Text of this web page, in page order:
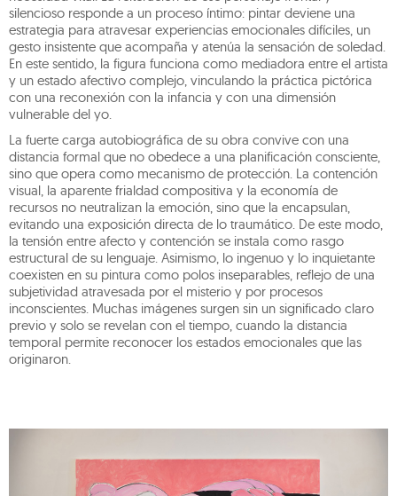
silencioso responde a un proceso íntimo: pintar deviene una
estrategia para atravesar experiencias emocionales difíciles, un
gesto insistente que acompaña y atenúa la sensación de soledad.
En este sentido, la figura funciona como mediadora entre el artista
y un estado afectivo complejo, vinculando la práctica pictórica
con una reconexión con la infancia y con una dimensión
vulnerable del yo.
La fuerte carga autobiográfica de su obra convive con una
distancia formal que no obedece a una planificación consciente,
sino que opera como mecanismo de protección. La contención
visual, la aparente frialdad compositiva y la economía de
recursos no neutralizan la emoción, sino que la encapsulan,
evitando una exposición directa de lo traumático. De este modo,
la tensión entre afecto y contención se instala como rasgo
estructural de su lenguaje. Asimismo, lo ingenuo y lo inquietante
coexisten en su pintura como polos inseparables, reflejo de una
subjetividad atravesada por el misterio y por procesos
inconscientes. Muchas imágenes surgen sin un significado claro
previo y solo se revelan con el tiempo, cuando la distancia
temporal permite reconocer los estados emocionales que las
originaron.